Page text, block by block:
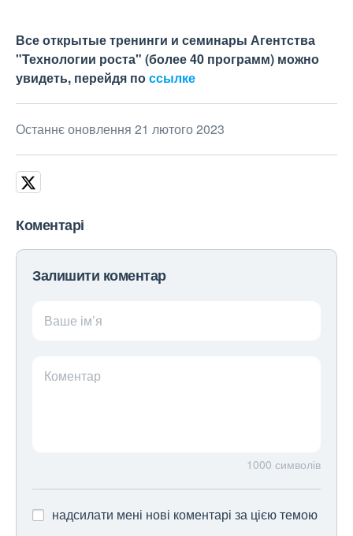
Все открытые тренинги и семинары Агентства
"Технологии роста" (более 40 программ) можно
увидеть, перейдя поссылке
Останнє оновлення 21 лютого 2023
Коментарі
Залишити коментар
Ваше ім’я
Коментар
1000 символів
надсилати мені нові коментарі за цією темою